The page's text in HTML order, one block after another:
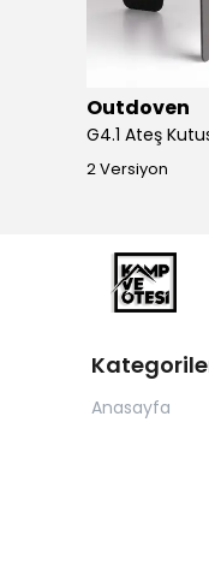
Outdoven
G4.1 Ateş
2 Versiyon
Anasayfa